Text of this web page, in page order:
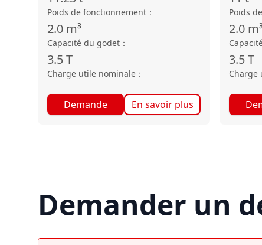
Poids de fonctionnement ：
2.0 m³
Capacité du godet ：
3.5T
Charge utile nominale ：
Demande En savoir plus
Poids
2.0
3.5T
Charge
Demander un